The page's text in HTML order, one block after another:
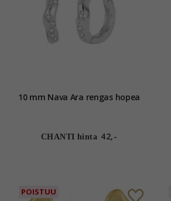
10 mm Nava Ara rengas hopea
CHANTI hinta 42,-
POISTUU